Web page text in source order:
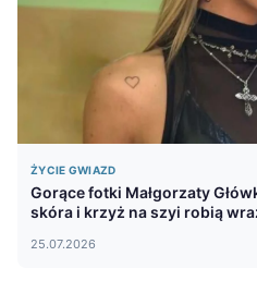
ŻYCIE GWIAZD
Gorące fotki Małgorzaty
skóra i krzyż na szyi robią
25.07.2026